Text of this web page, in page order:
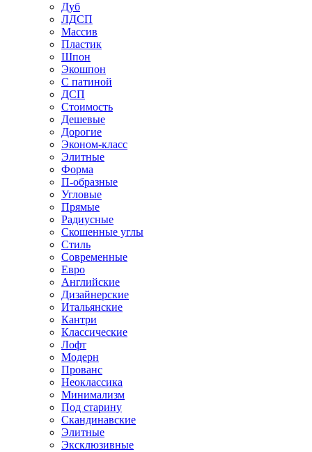
Дуб
ЛДСП
Массив
Пластик
Шпон
Экошпон
С патиной
ДСП
Стоимость
Дешевые
Дорогие
Эконом-класс
Элитные
Форма
П-образные
Угловые
Прямые
Радиусные
Скошенные углы
Стиль
Современные
Евро
Английские
Дизайнерские
Итальянские
Кантри
Классические
Лофт
Модерн
Прованс
Неоклассика
Минимализм
Под старину
Скандинавские
Элитные
Эксклюзивные